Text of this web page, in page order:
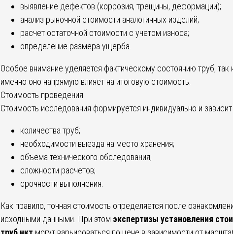
выявление дефектов (коррозия, трещины, деформации);
анализ рыночной стоимости аналогичных изделий;
расчет остаточной стоимости с учетом износа;
определение размера ущерба.
Особое внимание уделяется фактическому состоянию труб, так
именно оно напрямую влияет на итоговую стоимость.
Стоимость проведения
Стоимость исследования формируется индивидуально и зависит
количества труб;
необходимости выезда на место хранения;
объема технического обследования;
сложности расчетов;
срочности выполнения.
Как правило, точная стоимость определяется после
исходными данными. При этом экспертизы установления